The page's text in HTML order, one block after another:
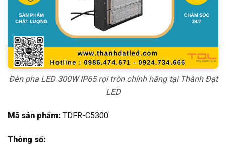
Đèn pha LED 300W IP65 rọi tròn chính hãng tại Thành Đạt
LED
Mã sản phẩm: TDFR-C5300
Thông số: